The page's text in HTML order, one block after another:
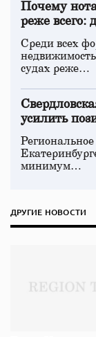
Почему
реже всего:
Среди всех
судах реже…
усилить
минимум…
ДРУГИЕ НОВОСТИ